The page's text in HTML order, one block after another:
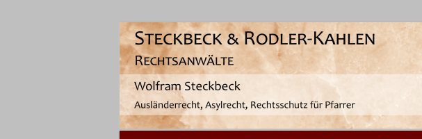
Rechtsanwalt W.
Ausländerrecht, Asylrecht, Rechtsschutz für Pfarrer